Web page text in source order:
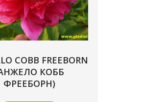
COBB FREEBORN
КОББ
ФРЕЕБОРН)